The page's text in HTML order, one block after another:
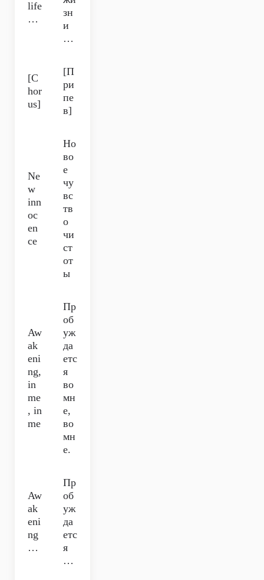
life
…
зн
и
…
[C
hor
us]
[П
ри
пе
в]
Ne
w
inn
oc
en
ce
Но
во
е
чу
вс
тв
о
чи
ст
от
ы
Aw
ak
eni
ng,
in
me
, in
me
Пр
об
уж
да
етс
я
во
мн
е,
во
мн
е.
Aw
ak
eni
ng
…
Пр
об
уж
да
етс
я
…